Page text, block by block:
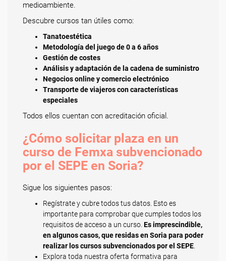
medioambiente.
Descubre cursos tan útiles como:
Tanatoestética
Metodología del juego de 0 a 6 años
Gestión de costes
Análisis y adaptación de la cadena de suministro
Negocios online y comercio electrónico
Transporte de viajeros con características
especiales
Todos ellos cuentan con acreditación oficial.
¿Cómo solicitar plaza en un
curso de Femxa subvencionado
por el SEPE en Soria?
Sigue los siguientes pasos:
Regístrate y cubre todos tus datos. Esto es
importante para comprobar que cumples todos los
requisitos de acceso a un curso. Es imprescindible,
en algunos casos, que residas en Soria para poder
realizar los cursos subvencionados por el SEPE
Explora toda nuestra oferta formativa para